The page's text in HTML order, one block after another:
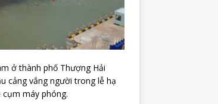
ở thành phố Thượng Hải
cảng vắng người trong lễ hạ
máy phóng.